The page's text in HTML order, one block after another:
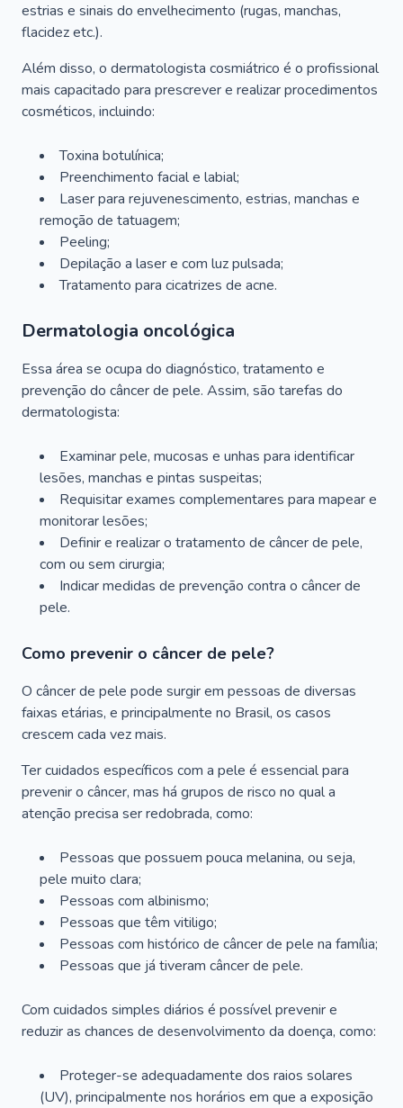
estrias e sinais do envelhecimento (rugas, manchas,
flacidez etc.).
Além disso, o dermatologista cosmiátrico é o profissional
mais capacitado para prescrever e realizar procedimentos
cosméticos, incluindo:
Toxina botulínica;
Preenchimento facial e labial;
Laser para rejuvenescimento, estrias, manchas e
remoção de tatuagem;
Peeling;
Depilação a laser e com luz pulsada;
Tratamento para cicatrizes de acne.
Dermatologia oncológica
Essa área se ocupa do diagnóstico, tratamento e
prevenção do câncer de pele. Assim, são tarefas do
dermatologista:
Examinar pele, mucosas e unhas para identificar
lesões, manchas e pintas suspeitas;
Requisitar exames complementares para mapear e
monitorar lesões;
Definir e realizar o tratamento de câncer de pele,
com ou sem cirurgia;
Indicar medidas de prevenção contra o câncer de
pele.
Como prevenir o câncer de pele?
O câncer de pele pode surgir em pessoas de diversas
faixas etárias, e principalmente no Brasil, os casos
crescem cada vez mais.
Ter cuidados específicos com a pele é essencial para
prevenir o câncer, mas há grupos de risco no qual a
atenção precisa ser redobrada, como:
Pessoas que possuem pouca melanina, ou seja,
pele muito clara;
Pessoas com albinismo;
Pessoas que têm vitiligo;
Pessoas com histórico de câncer de pele na família;
Pessoas que já tiveram câncer de pele.
Com cuidados simples diários é possível prevenir e
reduzir as chances de desenvolvimento da doença, como:
Proteger-se adequadamente dos raios solares
(UV), principalmente nos horários em que a exposição